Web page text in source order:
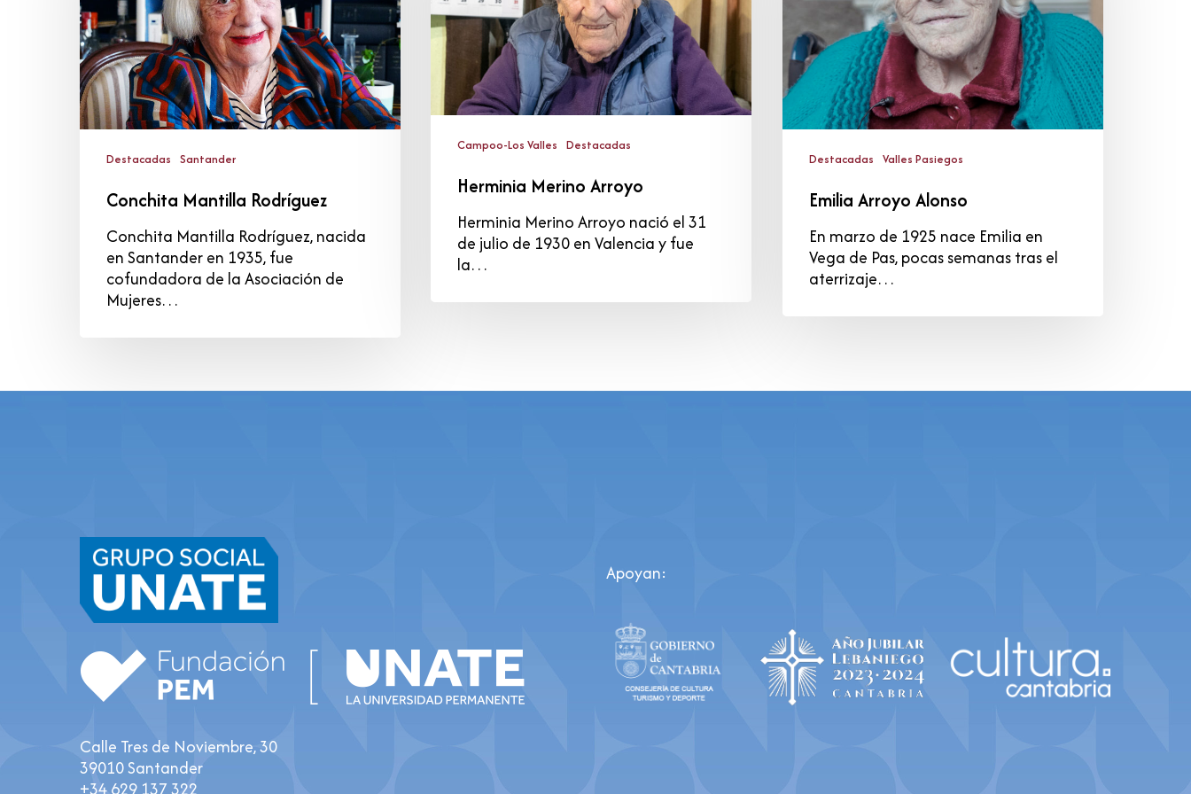
Destacadas Santander
Conchita Mantilla Rodríguez
Conchita Mantilla Rodríguez, nacida
en Santander en 1935, fue
cofundadora de la Asociación de
Mujeres…
Campoo-Los Valles Destacadas
Herminia Merino Arroyo
Herminia Merino Arroyo nació el 31
de julio de 1930 en Valencia y fue
la…
Destacadas Valles Pasiegos
Emilia Arroyo Alonso
En marzo de 1925 nace Emilia en
Vega de Pas, pocas semanas tras el
aterrizaje…
Calle Tres de Noviembre, 30
39010 Santander
Apoyan: